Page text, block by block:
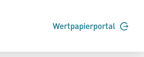
Wertpapierportal